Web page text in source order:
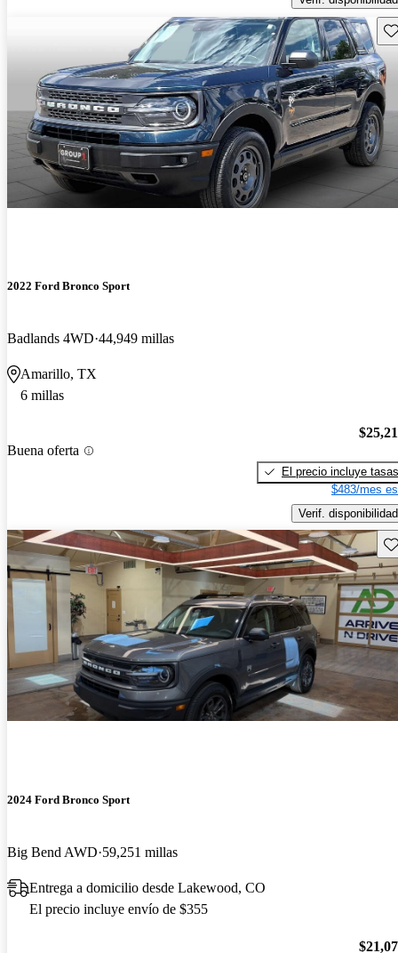
2022 Ford Bronco Sport
Badlands 4WD 44,949 millas
Amarillo, TX
6 millas
Buena oferta
El precio incluye tasas
$483/mes
Verif. disponibilidad
2024 Ford Bronco Sport
Big Bend AWD 59,251 millas
Entrega a domicilio desde Lakewood, CO
El precio incluye envío de $355